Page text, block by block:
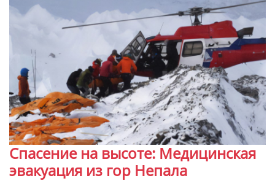
Спасение на высоте: Медицинская
эвакуация из гор Непала